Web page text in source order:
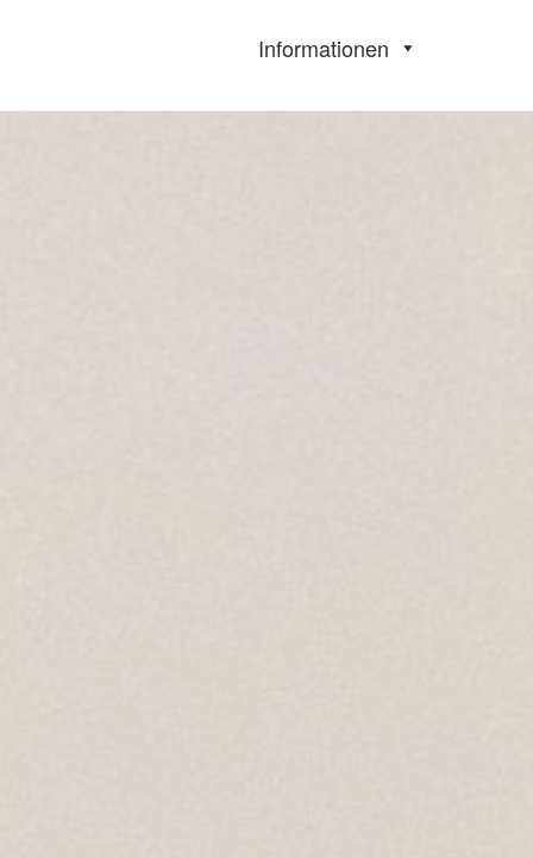
Informationen